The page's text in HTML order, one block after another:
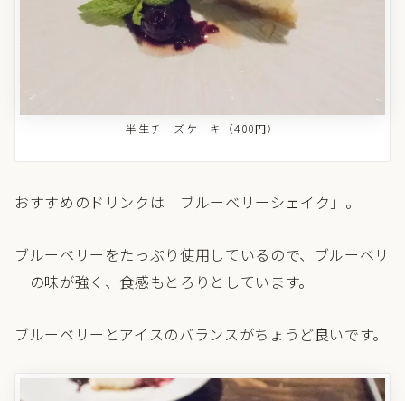
半生チーズケーキ（400円）
おすすめのドリンクは「ブルーベリーシェイク」。
ブルーベリーをたっぷり使用しているので、ブルーベリ
ーの味が強く、食感もとろりとしています。
ブルーベリーとアイスのバランスがちょうど良いです。